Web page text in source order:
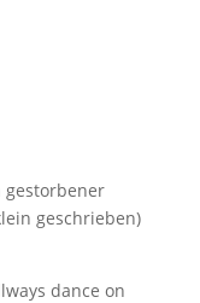
gestorbener
geschrieben)
dance on